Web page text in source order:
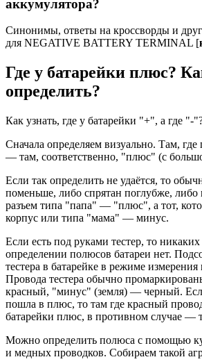
аккумулятора?
Синонимы, ответы на кроссворды и
для NEGATIVE BATTERY TERMINAL [
Где у батарейки плюс?
определить?
Как узнать, где у батарейки "+", а где "-
Сначала определяем визуально. Там,
— там, соответственно, "плюс" (с
Если так определить не удаётся, то
поменьше, либо спрятан поглубже, либо
разъем типа "папа" — "плюс", а тот,
корпус или типа "мама" — минус.
Если есть под руками тестер, то
определении полюсов батареи нет.
тестера в батарейке в режиме измерения
Провода тестера обычно
красный, "минус" (земля) — черный.
пошла в плюс, то там где красный
батарейки плюс, в противном случае —
Можно определить полюса с помощью
и медных проводков. Собираем такой